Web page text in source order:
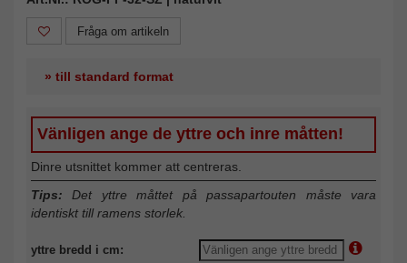
Fråga om artikeln
» till standard format
Vänligen ange de yttre och inre måtten!
Dinre utsnittet kommer att centreras.
Tips: Det yttre måttet på passapartouten måste vara
identiskt till ramens storlek.
yttre bredd i cm: